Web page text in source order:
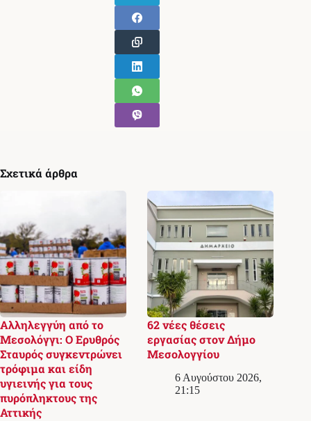
Σχετικά άρθρα
Αλληλεγγύη από το
Μεσολόγγι: Ο Ερυθρός
Σταυρός συγκεντρώνει
τρόφιμα και είδη
υγιεινής για τους
πυρόπληκτους της
Αττικής
62 νέες θέσεις
εργασίας στον Δήμο
Μεσολογγίου
6 Αυγούστου 2026,
21:15